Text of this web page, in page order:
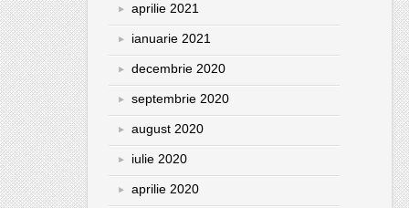
aprilie 2021
ianuarie 2021
decembrie 2020
septembrie 2020
august 2020
iulie 2020
aprilie 2020